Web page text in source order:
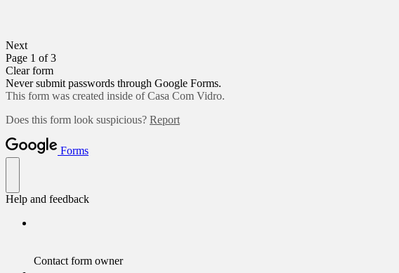
Next
Page 1 of 3
Clear form
Never submit passwords through Google Forms.
This form was created inside of Casa Com Vidro.
Does this form look suspicious? Report
Forms
Help and feedback
Contact form owner